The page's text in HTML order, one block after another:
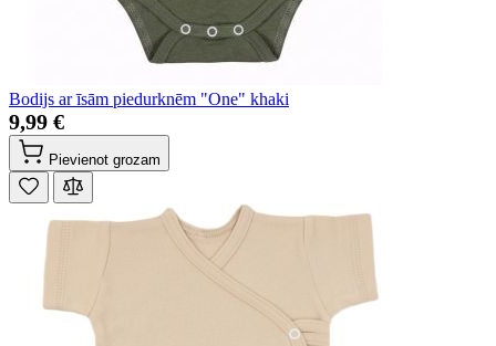
Bodijs ar īsām piedurknēm "One" khaki
9,99 €
Pievienot grozam